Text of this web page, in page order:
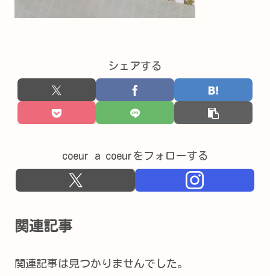
シェアする
coeur a coeurをフォローする
関連記事
関連記事は見つかりませんでした。